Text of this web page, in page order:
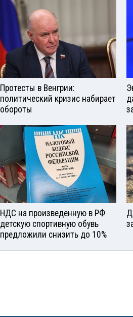
Протесты в Венгрии:
политический кризис набирает
обороты
НДС на произведенную в РФ
детскую спортивную обувь
предложили снизить до 10%